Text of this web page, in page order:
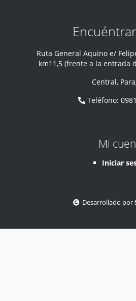
Ruta General Aquino e/
km11,5 (frente a la entrada
Central,
Teléfono:
Mi
Iniciar
Desarrollado por